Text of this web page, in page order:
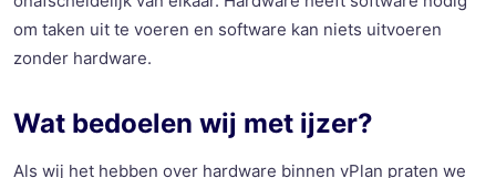
om taken uit te voeren en software kan niets uitvoeren
zonder hardware.
Wat bedoelen wij met ijzer?
Als wij het hebben over hardware binnen vPlan praten we